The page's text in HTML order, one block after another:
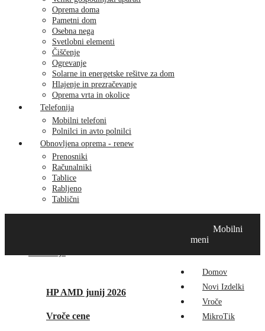
Oprema doma
Pametni dom
Osebna nega
Svetlobni elementi
Čiščenje
Ogrevanje
Solarne in energetske rešitve za dom
Hlajenje in prezračevanje
Oprema vrta in okolice
Telefonija
Mobilni telefoni
Polnilci in avto polnilci
Obnovljena oprema - renew
Prenosniki
Računalniki
Tablice
Rabljeno
Tablični
HP AMD junij 2026
Vroče cene
Mobilni
meni
Domov
Novi Izdelki
Vroče
MikroTik